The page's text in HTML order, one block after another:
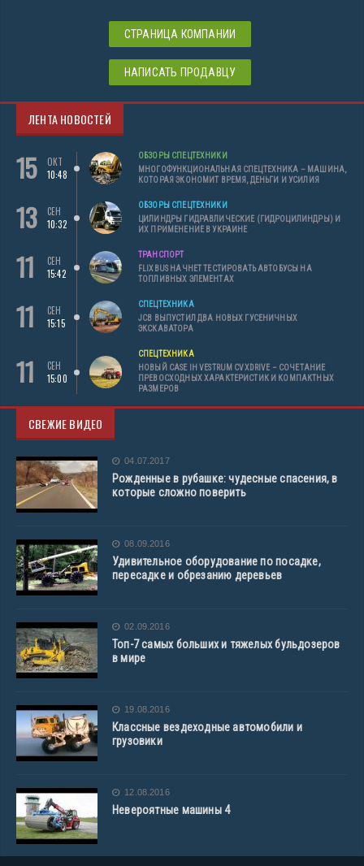
СТРАНИЦА КОМПАНИИ
НАПИСАТЬ ПРОДАВЦУ
ЛЕНТА НОВОСТЕЙ
15
ОКТ
10:48
ОБЗОРЫ СПЕЦТЕХНИКИ
МНОГОФУНКЦИОНАЛЬНАЯ СПЕЦТЕХНИКА – МАШИНА,
КОТОРАЯ ЭКОНОМИТ ВРЕМЯ, ДЕНЬГИ И УСИЛИЯ
13
СЕН
10:32
ОБЗОРЫ СПЕЦТЕХНИКИ
ЦИЛИНДРЫ ГИДРАВЛИЧЕСКИЕ (ГИДРОЦИЛИНДРЫ) И
ИХ ПРИМЕНЕНИЕ В УКРАИНЕ
11
СЕН
15:42
ТРАНСПОРТ
FLIXBUS НАЧНЕТ ТЕСТИРОВАТЬ АВТОБУСЫ НА
ТОПЛИВНЫХ ЭЛЕМЕНТАХ
11
СЕН
15:15
СПЕЦТЕХНИКА
JCB ВЫПУСТИЛ ДВА НОВЫХ ГУСЕНИЧНЫХ
ЭКСКАВАТОРА
11
СЕН
15:00
СПЕЦТЕХНИКА
НОВЫЙ CASE IH VESTRUM CVXDRIVE – СОЧЕТАНИЕ
ПРЕВОСХОДНЫХ ХАРАКТЕРИСТИК И КОМПАКТНЫХ
РАЗМЕРОВ
СВЕЖИЕ ВИДЕО
04.07.2017
Рожденные в рубашке: чудесные спасения, в
которые сложно поверить
08.09.2016
Удивительное оборудование по посадке,
пересадке и обрезанию деревьев
02.09.2016
Топ-7 самых больших и тяжелых бульдозеров
в мире
19.08.2016
Классные вездеходные автомобили и
грузовики
12.08.2016
Невероятные машины 4